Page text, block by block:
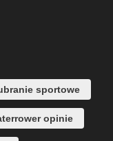
sportowe
opinie